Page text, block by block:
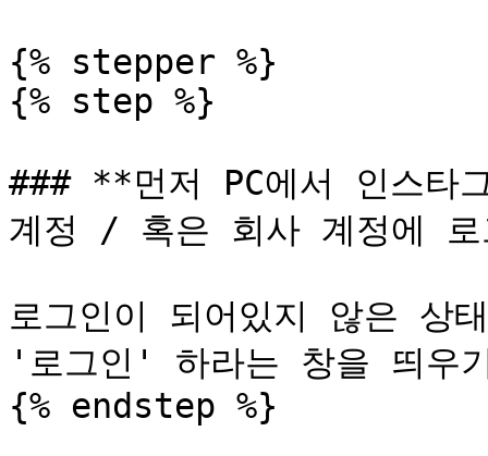
{% stepper %}
{% step %}
### **먼저 PC에서 인스타
계정 / 혹은 회사 계정에
로그인이 되어있지 않은 상
'로그인' 하라는 창을 띄우
{% endstep %}